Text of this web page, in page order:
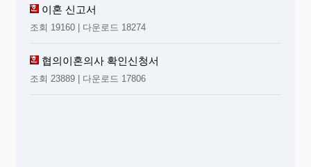
이혼 신고서
조회 19160 | 다운로드 18274
협의이혼의사 확인신청서
조회 23889 | 다운로드 17806